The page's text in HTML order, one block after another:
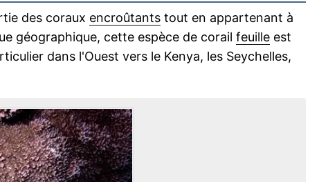
des coraux encroûtants tout en appartenant à
géographique, cette espèce de corail feuille est
dans l'Ouest vers le Kenya, les Seychelles,